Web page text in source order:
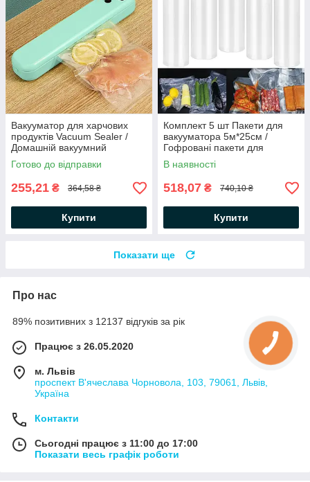
Вакууматор для харчових
продуктів Vacuum Sealer /
Домашній вакуумний
пакувальник / Кухонний
вакууматор
Готово до відправки
255,21 ₴ 364,58 ₴
Купити
Комплект 5 шт Пакети для
вакууматора 5м*25см /
Гофровані пакети для
вакуумного пакувальника
В наявності
518,07 ₴ 740,10 ₴
Купити
Показати ще
Про нас
89% позитивних з 12137 відгуків за рік
Працює з 26.05.2020
м. Львів
проспект В'ячеслава Чорновола, 103, 79061, Львів,
Україна
Контакти
Сьогодні працює з 11:00 до 17:00
Показати весь графік роботи